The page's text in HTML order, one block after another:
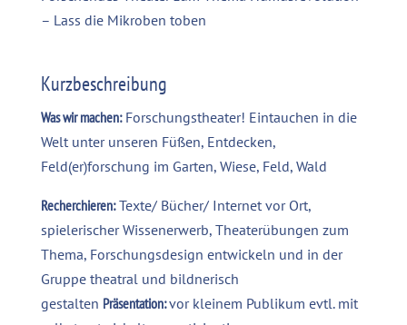
– Lass die Mikroben toben
Kurzbeschreibung
Was wir machen:Forschungstheater! Eintauchen in die
Welt unter unseren Füßen, Entdecken,
Feld(er)forschung im Garten, Wiese, Feld, Wald
Recherchieren:Texte/ Bücher/ Internet vor Ort,
spielerischer Wissenerwerb, Theaterübungen zum
Thema, Forschungsdesign entwickeln und in der
Gruppe theatral und bildnerisch
gestalten Präsentation:vor kleinem Publikum evtl. mit